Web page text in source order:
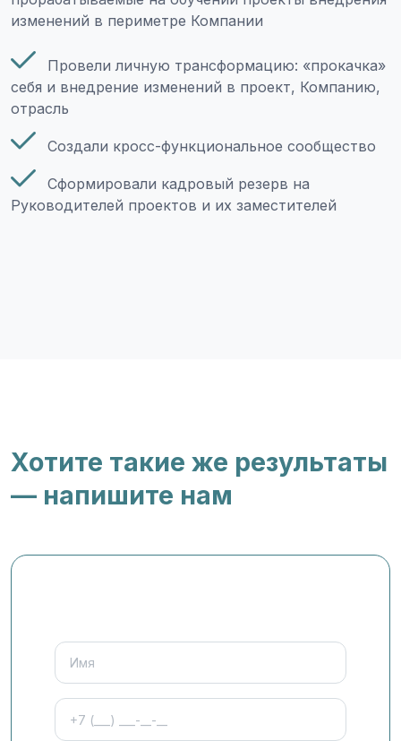
изменений в периметре Компании
Провели личную трансформацию: «прокачка»
себя и внедрение изменений в проект, Компанию,
отрасль
Создали кросс-функциональное сообщество
Сформировали кадровый резерв на
Руководителей проектов и их заместителей
Хотите такие же результаты
— напишите нам